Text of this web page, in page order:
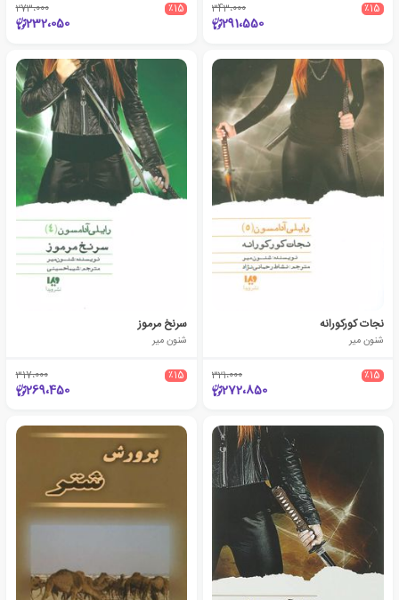
٪15 343،000
291،550
٪15 273،000
232،050
نجات کورکورانه
شنون میر
٪15 321،000
272،850
سرنخ مرموز
شنون میر
٪15 317،000
269،450